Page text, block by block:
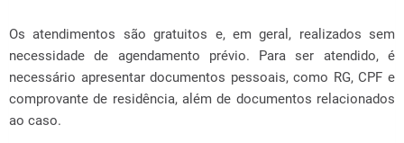
Os atendimentos são gratuitos e, em geral, realizados sem
necessidade de agendamento prévio. Para ser atendido, é
necessário apresentar documentos pessoais, como RG, CPF e
comprovante de residência, além de documentos relacionados
ao caso.